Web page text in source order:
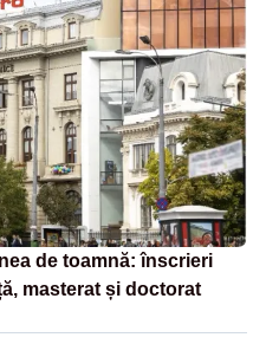
de toamnă: înscrieri
masterat și doctorat